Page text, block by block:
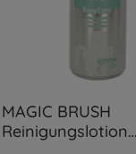
MAGIC BRUSH
Reinigungslotion